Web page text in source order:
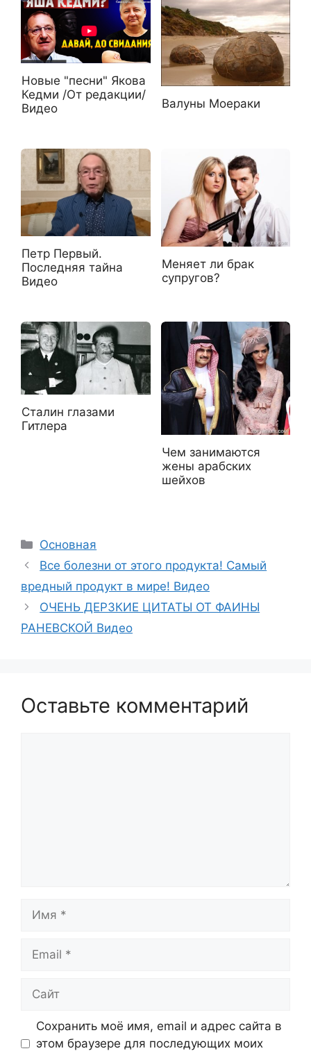
Новые "песни" Якова
Кедми /От редакции/
Видео
Валуны Моераки
Петр Первый.
Последняя тайна
Видео
Меняет ли брак
супругов?
Сталин глазами
Гитлера
Чем занимаются
жены арабских
шейхов
Рубрики
Основная
Все болезни от этого продукта! Самый
вредный продукт в мире! Видео
ОЧЕНЬ ДЕРЗКИЕ ЦИТАТЫ ОТ ФАИНЫ
РАНЕВСКОЙ Видео
Оставьте комментарий
Сохранить моё имя, email и адрес сайта в
этом браузере для последующих моих